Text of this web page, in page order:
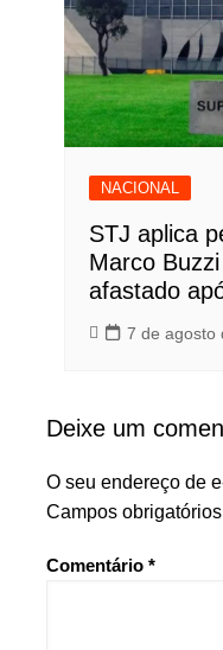
NACIONAL
STJ aplica
Marco
afastado
7 de agosto
Deixe um
O seu endereço de
Campos
Comentário *